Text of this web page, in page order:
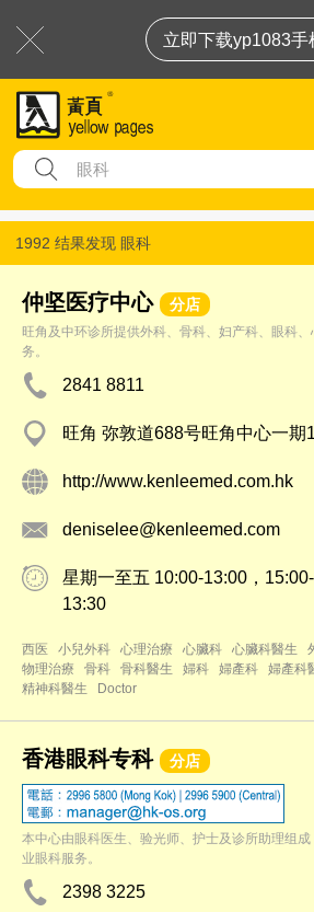
立即下载yp1083手
1992 结果发现 眼科
仲坚医疗中心 分店
旺角及中环诊所提供外科、骨科、妇产科、眼科
务。
2841 8811
旺角 弥敦道688号旺角中心一期
http://www.kenleemed.com.hk
deniselee@kenleemed.com
星期一至五 10:00-13:00，
13:30
西医 小兒外科 心理治療 心臟科 心臟科醫生
物理治療
骨科 骨科醫生 婦科 婦產科 婦產科
精神科醫生
Doctor
香港眼科专科 分店
本中心由眼科医生、验光师、护士及诊所助理组
业眼科服务。
2398 3225